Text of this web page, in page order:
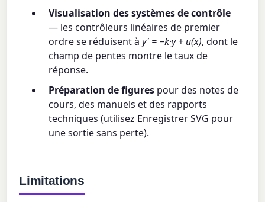
Visualisation des systèmes de contrôle
— les contrôleurs linéaires de premier
ordre se réduisent ày' = −k·y + u(x), dont le
champ de pentes montre le taux de
réponse.
Préparation de figures pour des notes de
cours, des manuels et des rapports
techniques (utilisez Enregistrer SVG pour
une sortie sans perte).
Limitations